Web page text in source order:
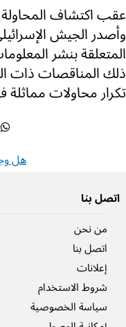
عقب اكتشاف
وأصدر الجيش
المتعلقة بنشر
ذلك المناقصات ذات
تكرار محاولات
هل
اتصل بنا
من نحن
اتصل بنا
إعلانات
شروط الاستخدام
سياسة الخصوصية